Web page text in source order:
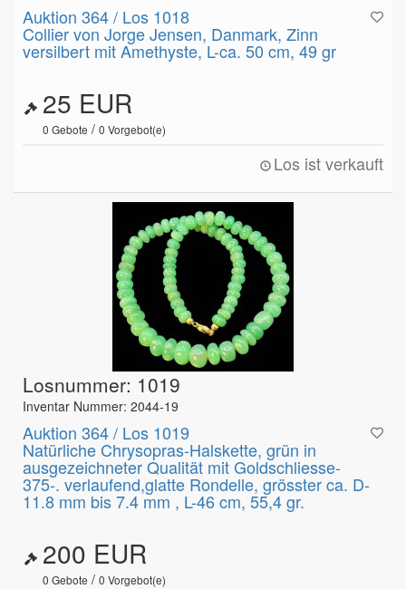
Auktion 364 / Los 1018
Collier von Jorge Jensen, Danmark, Zinn
versilbert mit Amethyste, L-ca. 50 cm, 49 gr
25 EUR
0 Gebote / 0 Vorgebot(e)
Los ist verkauft
Losnummer: 1019
Inventar Nummer: 2044-19
Auktion 364 / Los 1019
Natürliche Chrysopras-Halskette, grün in
ausgezeichneter Qualität mit Goldschliesse-
375-. verlaufend,glatte Rondelle, grösster ca. D-
11.8 mm bis 7.4 mm , L-46 cm, 55,4 gr.
200 EUR
0 Gebote / 0 Vorgebot(e)